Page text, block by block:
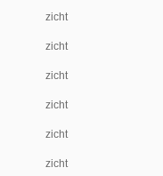
zicht
zicht
zicht
zicht
zicht
zicht